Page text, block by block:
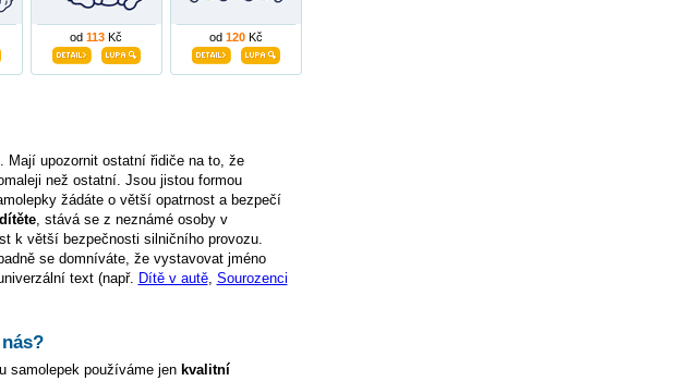
od 113 Kč od 120Kč
upozornit ostatní řidiče na to, že
než ostatní. Jsou jistou formou
žádáte o větší opatrnost a bezpečí
, stává se z neznámé osoby v
k větší bezpečnosti silničního provozu.
se domníváte, že vystavovat jméno
text (např. Dítě v autě, Sourozenci
samolepek používáme jen kvalitní